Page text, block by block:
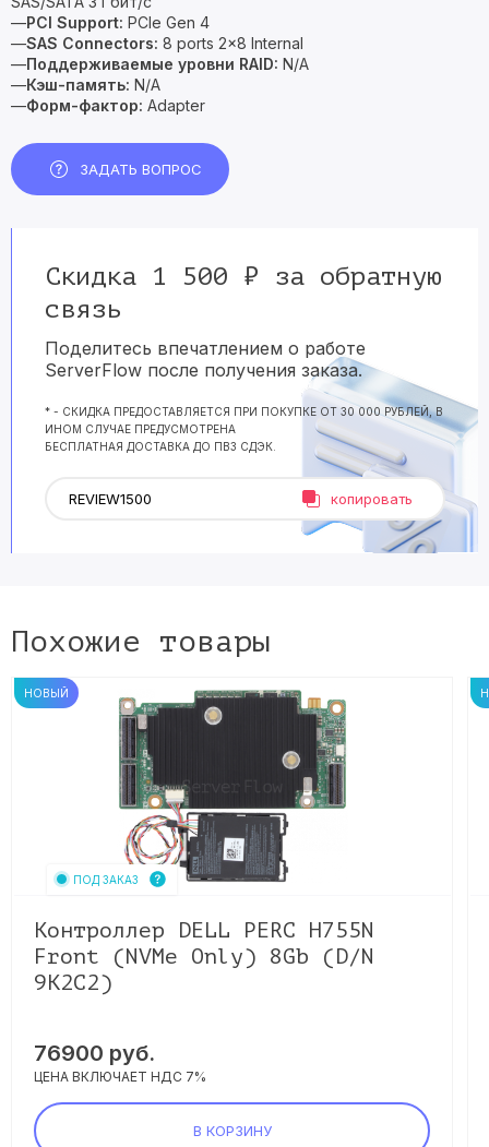
—PCI Support: PCle Gen 4
—SAS Connectors: 8 ports 2x8 Internal
—Поддерживаемые уровни RAID: N/A
—Кэш-память: N/A
—Форм-фактор: Adapter
ЗАДАТЬ ВОПРОС
Скидка 1 500 ₽ за обратную
связь
Поделитесь впечатлением о работе
ServerFlow после получения заказа.
* - СКИДКА ПРЕДОСТАВЛЯЕТСЯ ПРИ ПОКУПКЕ ОТ 30 000 РУБЛЕЙ, В
ИНОМ СЛУЧАЕ ПРЕДУСМОТРЕНА
БЕСПЛАТНАЯ ДОСТАВКА ДО ПВЗ СДЭК.
копировать
Похожие товары
НОВЫЙ
ПОД ЗАКАЗ
Контроллер DELL PERC H755N
Front (NVMe Only) 8Gb (D/N
9K2C2)
76900 руб.
ЦЕНА ВКЛЮЧАЕТ НДС 7%
В КОРЗИНУ